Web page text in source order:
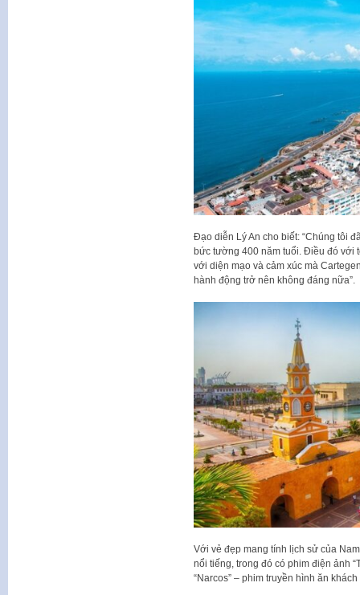
Đạo diễn Lý An cho biết: “Chúng tôi
bức tường 400 năm tuổi. Điều đó với
với diện mạo và cảm xúc mà
hành động trở nên không đáng nữa”.
Với vẻ đẹp mang tính lịch sử của
nổi tiếng, trong đó có phim điện ảnh
“Narcos” – phim truyền hình ăn